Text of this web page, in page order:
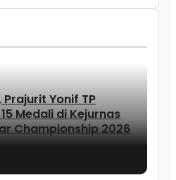
Yonif TP
Medali di Kejurnas
Championship 2026